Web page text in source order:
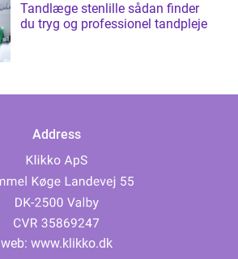
Tandlæge stenlille sådan finder
du tryg og professionel tandpleje
Address
web: www.klikko.dk